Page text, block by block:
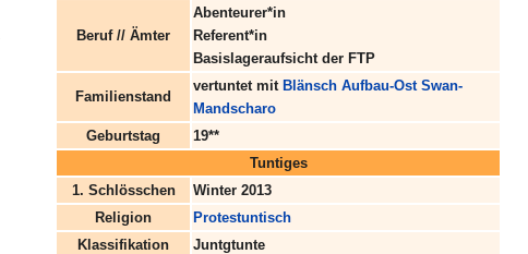
Beruf // Ämter
Abenteurer*in
Referent*in
Basislageraufsicht der FTP
Familienstand
vertuntet mit Blänsch Aufbau-Ost Swan-
Mandscharo
Geburtstag
19**
Tuntiges
1. Schlösschen
Winter 2013
Religion
Protestuntisch
Klassifikation
Juntgtunte